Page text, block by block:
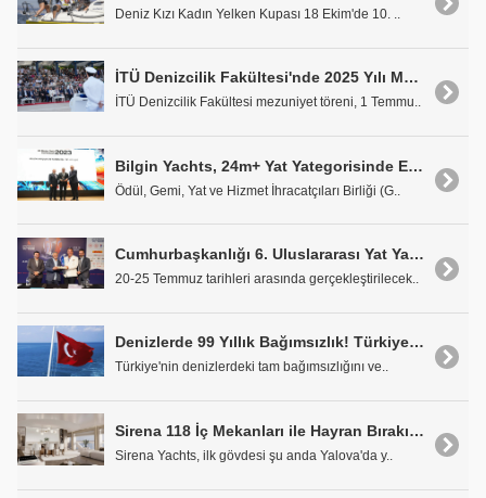
Deniz Kızı Kadın Yelken Kupası 18 Ekim'de 10. ..
İTÜ Denizcilik Fakültesi'nde 2025 Yılı Mezuniyet Töreni
İTÜ Denizcilik Fakültesi mezuniyet töreni, 1 Temmu..
Bilgin Yachts, 24m+ Yat Yategorisinde En İyi İhracatçı Ödülünü Aldı
Ödül, Gemi, Yat ve Hizmet İhracatçıları Birliği (G..
Cumhurbaşkanlığı 6. Uluslararası Yat Yarışları Kıbrıs Etabı Lansmanı Yapıldı
20-25 Temmuz tarihleri arasında gerçekleştirilecek..
Denizlerde 99 Yıllık Bağımsızlık! Türkiye Kabotaj Hakkını Kutluyor
Türkiye'nin denizlerdeki tam bağımsızlığını ve..
Sirena 118 İç Mekanları ile Hayran Bırakıyor
Sirena Yachts, ilk gövdesi şu anda Yalova'da y..